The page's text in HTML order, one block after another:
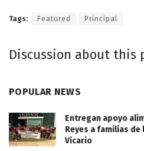
Tags: Featured Principal
Discussion about this
POPULAR NEWS
Entregan apoyo
Reyes a familias
Vicario